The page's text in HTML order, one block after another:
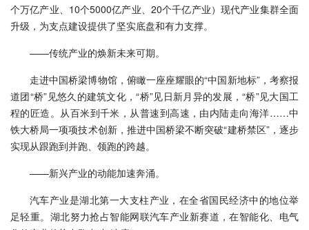
个万亿产业、10个5000亿产业、20个千亿产业）现代产业集群全面
升级，为支点建设提供了坚实底盘和有力支撑。
——传统产业的焕新未来可期。
走进中国桥梁博物馆，俯瞰一座座耀眼的“中国新地标”，考察报
道团“桥”见悠久的建筑文化，“桥”见日新月异的发展，“桥”见大国工
程的匠造。从百米到千米，从普速到高速，由内陆走向海洋……中
铁大桥局一项项技术创新，推进中国桥梁不断突破“建桥禁区”，逐步
实现从跟跑到并跑、领跑的跨越。
——新兴产业的动能加速奔涌。
汽车产业是湖北第一大支柱产业，在全省国民经济中的地位举
足轻重。湖北努力抢占智能网联汽车产业新赛道，在智能化、电气